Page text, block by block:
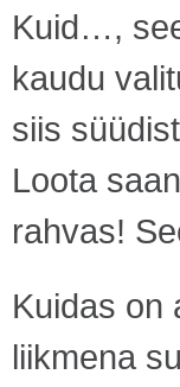
Kuid…,
kaudu
siis
Loota
rahvas!
Kuidas on
liikmena